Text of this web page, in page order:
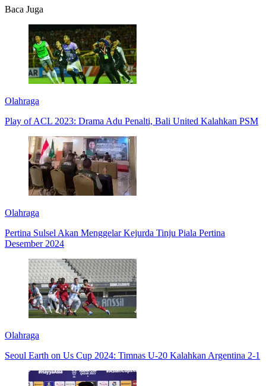
Baca Juga
Olahraga
Play of ACL 2023: Drama Adu Penalti, Bali United Kalahkan PSM
Olahraga
Pertina Sulsel Akan Menggelar Kejurda Tinju Piala Pertina
Desember 2024
Olahraga
Seoul Earth on Us Cup 2024: Timnas U-20 Kalahkan Argentina 2-1